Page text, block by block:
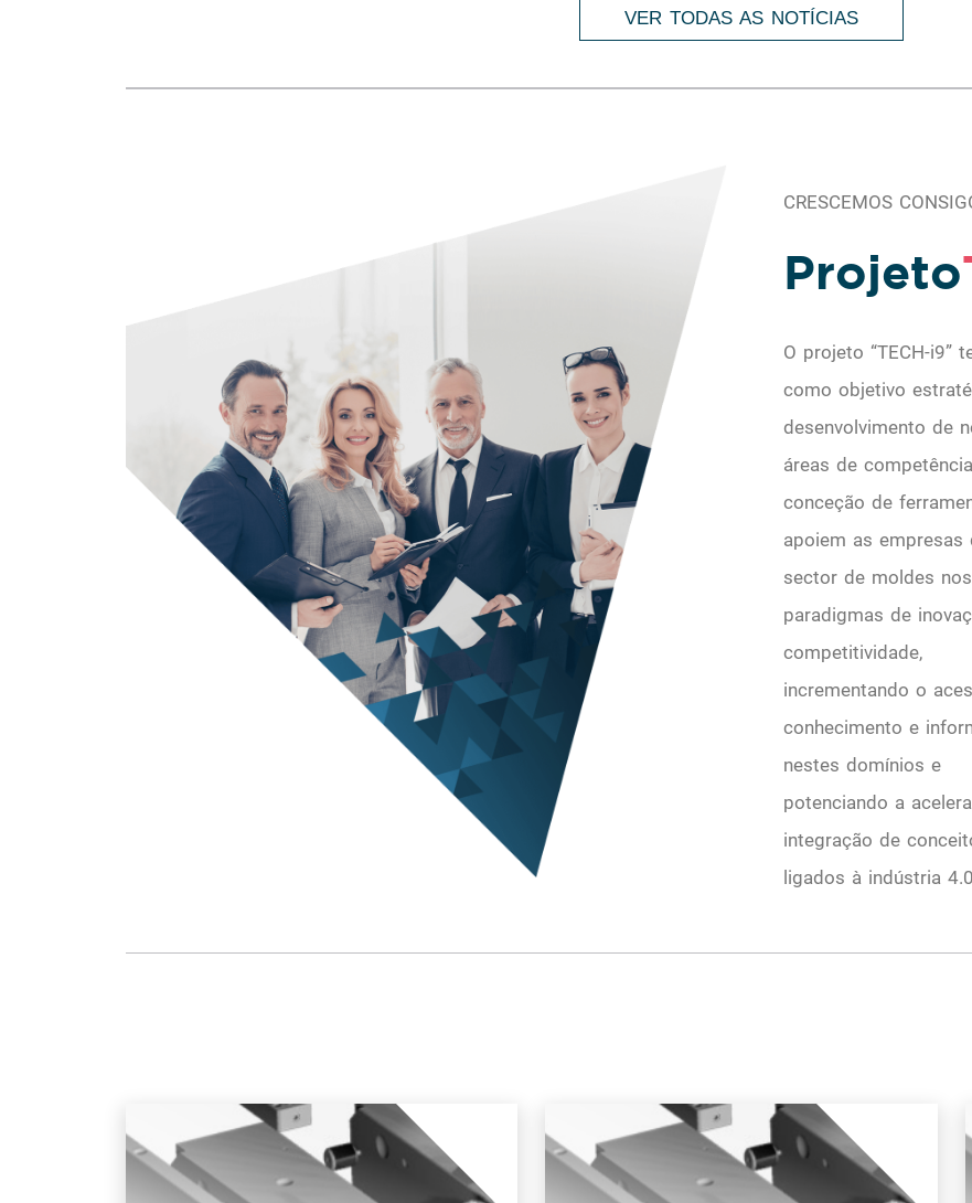
VER TODAS AS NOTÍCIAS
CRESCEMOS
Projeto
O projeto “TECH-i9”
como objetivo
desenvolvimento de
áreas de
conceção de
apoiem as empresas
sector de moldes
paradigmas de
competitividade,
incrementando o
conhecimento e
nestes domínios e
potenciando a
integração de
ligados à indústria